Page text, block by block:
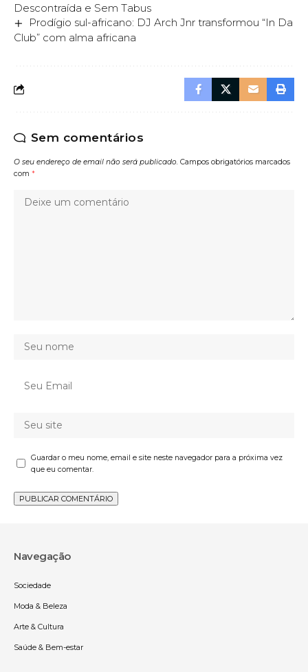
Descontraída e Sem Tabus
Prodígio sul-africano: DJ Arch Jnr transformou “In Da
Club” com alma africana
Sem comentários
O seu endereço de email não será publicado. Campos obrigatórios marcados
com *
Guardar o meu nome, email e site neste navegador para a próxima vez
que eu comentar.
Navegação
Sociedade
Moda & Beleza
Arte & Cultura
Saúde & Bem-estar